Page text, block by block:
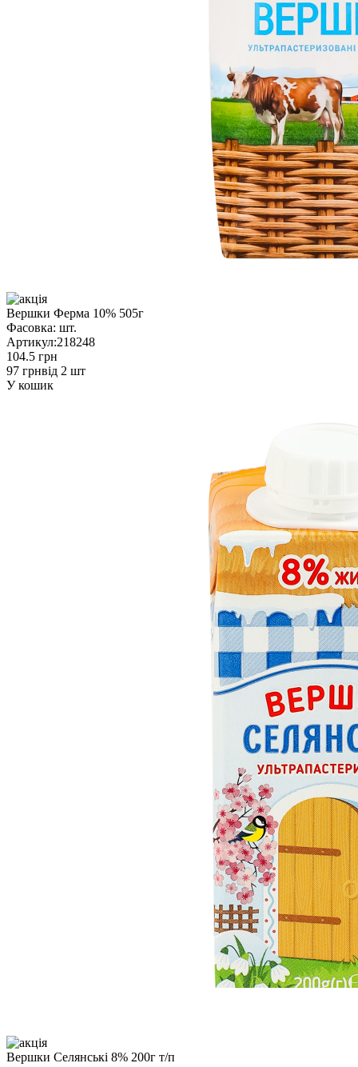
Вершки Ферма 10% 505г
Фасовка: шт.
Артикул:218248
104.5 грн
97 грнвід 2 шт
У кошик
Вершки Селянські 8% 200г т/п